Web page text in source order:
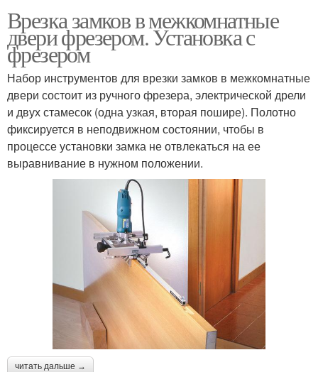
Врезка замков в межкомнатные
двери фрезером. Установка с
фрезером
Набор инструментов для врезки замков в межкомнатные
двери состоит из ручного фрезера, электрической дрели
и двух стамесок (одна узкая, вторая пошире). Полотно
фиксируется в неподвижном состоянии, чтобы в
процессе установки замка не отвлекаться на ее
выравнивание в нужном положении.
читать дальше →